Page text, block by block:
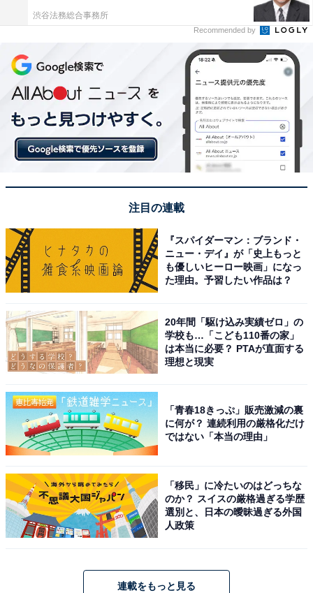
スバル ヒコーキ野郎が作ったクルマ
Amazonで見る
次ページ 8位までのランキング結果を見る
こちらもおすすめ
「エコフレンドリー」なイメージがある国内の
自動車メーカーランキング！ 2位「日産」、1位
渋谷法務総合事務所
Recommended by
注目の連載
『スパイダーマン：ブランド・
ニュー・デイ』が「史上もっと
も優しいヒーロー映画」になっ
た理由。予習したい作品は？
20年間「駆け込み実績ゼロ」の
学校も…「こども110番の家」
は本当に必要？ PTAが直面する
理想と現実
「青春18きっぷ」販売激減の裏
に何が？ 連続利用の厳格化だけ
ではない「本当の理由」
「移民」に冷たいのはどっちな
のか？ スイスの厳格過ぎる学歴
選別と、日本の曖昧過ぎる外国
人政策
連載をもっと見る